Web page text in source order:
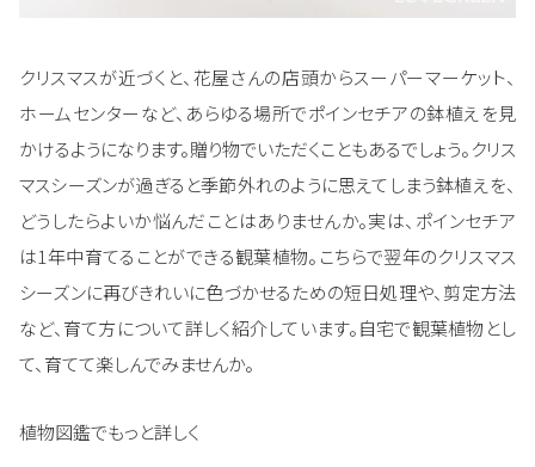
クリスマスが近づくと、花屋さんの店頭からスーパーマーケット、
ホームセンターなど、あらゆる場所でポインセチアの鉢植えを見
かけるようになります。贈り物でいただくこともあるでしょう。クリス
マスシーズンが過ぎると季節外れのように思えてしまう鉢植えを、
どうしたらよいか悩んだことはありませんか。実は、ポインセチア
は1年中育てることができる観葉植物。こちらで翌年のクリスマス
シーズンに再びきれいに色づかせるための短日処理や、剪定方法
など、育て方について詳しく紹介しています。自宅で観葉植物とし
て、育てて楽しんでみませんか。
植物図鑑でもっと詳しく